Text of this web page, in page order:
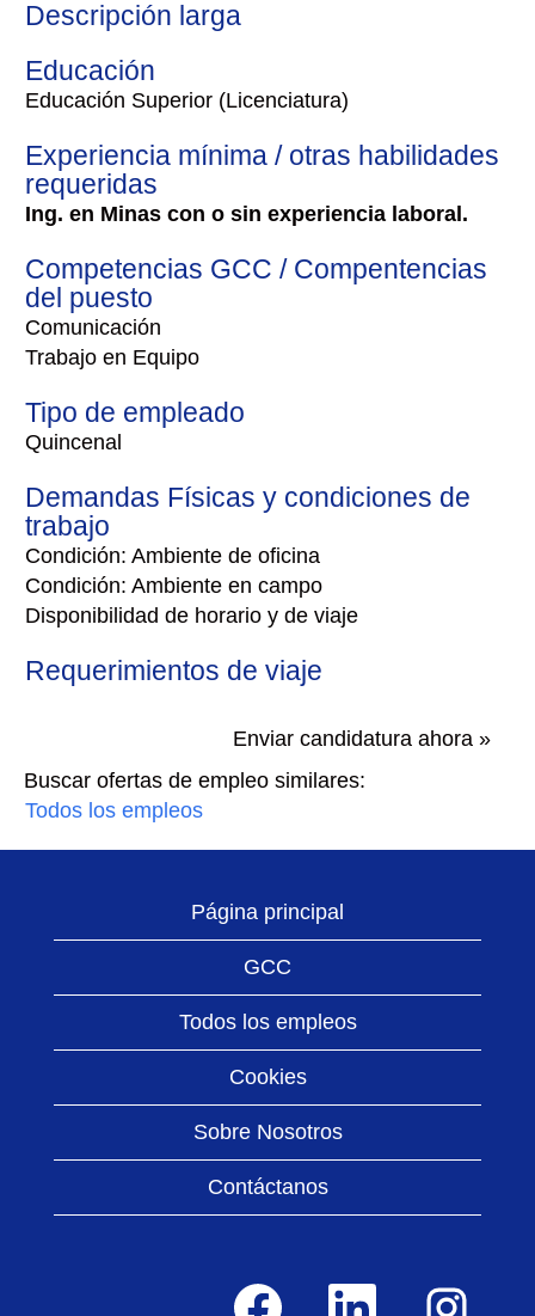
Descripción larga
Educación
Educación Superior (Licenciatura)
Experiencia mínima / otras habilidades
requeridas
Ing. en Minas con o sin experiencia laboral.
Competencias GCC / Compentencias
del puesto
Comunicación
Trabajo en Equipo
Tipo de empleado
Quincenal
Demandas Físicas y condiciones de
trabajo
Condición: Ambiente de oficina
Condición: Ambiente en campo
Disponibilidad de horario y de viaje
Requerimientos de viaje
Enviar candidatura ahora »
Buscar ofertas de empleo similares:
Todos los empleos
Página principal
GCC
Todos los empleos
Cookies
Sobre Nosotros
Contáctanos
S
e
S
S